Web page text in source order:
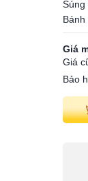
Bánh
Giá
Giá
Bảo